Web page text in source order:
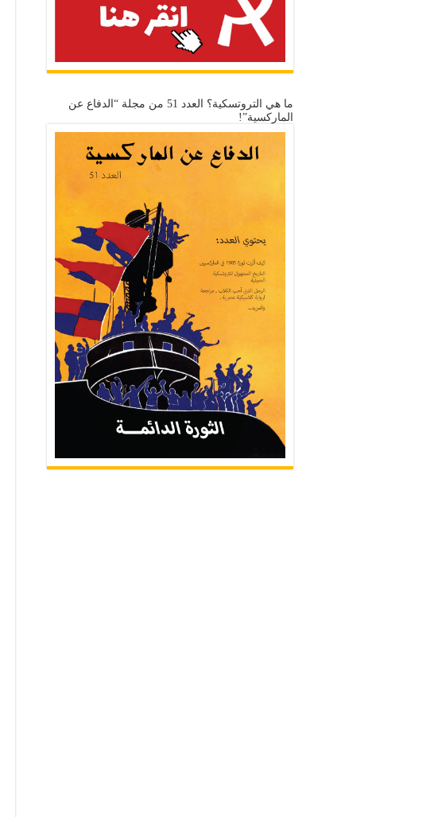
ما هي التروتسكية؟ العدد 51 من مجلة “الدفاع عن
الماركسية”!